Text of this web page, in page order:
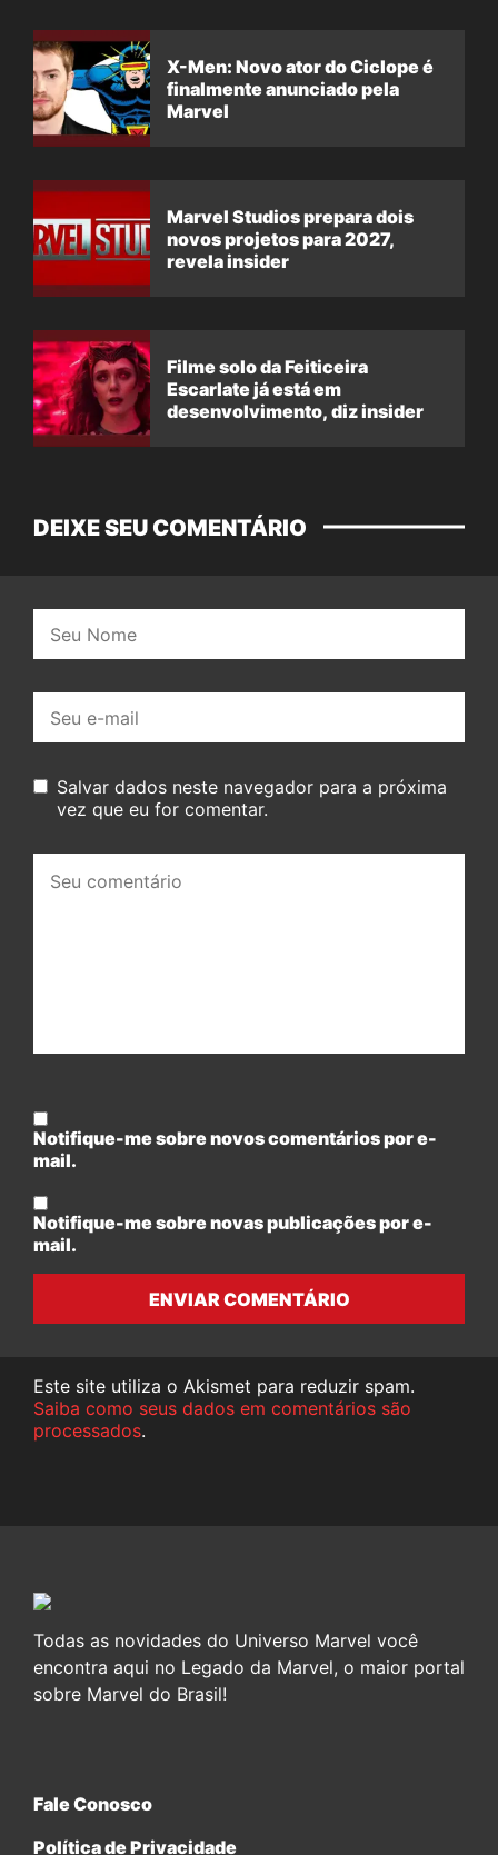
X-Men: Novo ator do Ciclope é
finalmente anunciado pela
Marvel
Marvel Studios prepara dois
novos projetos para 2027,
revela insider
Filme solo da Feiticeira
Escarlate já está em
desenvolvimento, diz insider
DEIXE SEU COMENTÁRIO
mail:
Salvar dados neste navegador para a próxima
vez que eu for comentar.
comentário:
Notifique-me sobre novos comentários por e-
mail.
Notifique-me sobre novas publicações por e-
mail.
ENVIAR COMENTÁRIO
Este site utiliza o Akismet para reduzir spam.
Saiba como seus dados em comentários são
processados.
Todas as novidades do Universo Marvel você
encontra aqui no Legado da Marvel, o maior portal
sobre Marvel do Brasil!
Fale Conosco
Política de Privacidade